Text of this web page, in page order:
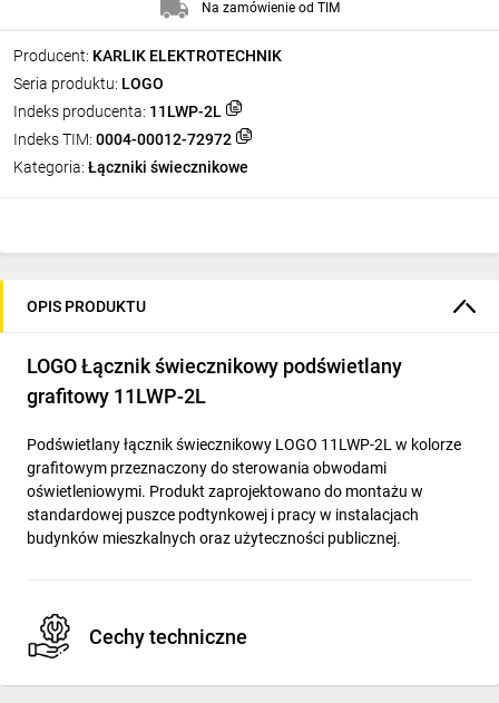
Producent: KARLIK ELEKTROTECHNIK
Seria produktu: LOGO
Indeks producenta: 11LWP-2L
Indeks TIM: 0004-00012-72972
Kategoria: Łączniki świecznikowe
Na zamówienie od TIM
OPIS PRODUKTU
LOGO Łącznik świecznikowy podświetlany
grafitowy 11LWP-2L
Podświetlany łącznik świecznikowy LOGO 11LWP-2L w kolorze
grafitowym przeznaczony do sterowania obwodami
oświetleniowymi. Produkt zaprojektowano do montażu w
standardowej puszce podtynkowej i pracy w instalacjach
budynków mieszkalnych oraz użyteczności publicznej.
Cechy techniczne
Model: 11LWP-2L; typ: łącznik świecznikowy z